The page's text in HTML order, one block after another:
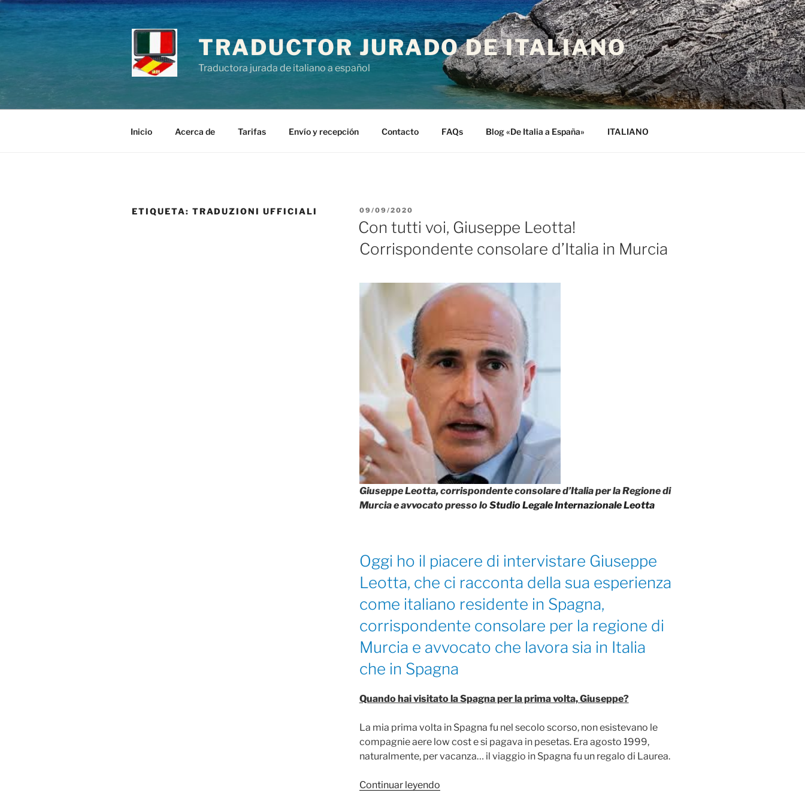
Saltar
al
contenido
TRADUCTOR JURADO DE ITALIANO
Traductora jurada de italiano a español
Inicio Acerca de Tarifas Envío y recepción Contacto FAQs Blog «De Italia a España» ITALIANO
ETIQUETA: TRADUZIONI UFFICIALI
PUBLICADO
EL
09/09/2020
Con tutti voi, Giuseppe Leotta!
Corrispondente consolare d’Italia in Murcia
Giuseppe Leotta, corrispondente consolare d’Italia per la Regione di
Murcia e avvocato presso loStudio Legale Internazionale Leotta
Oggi ho il piacere di intervistare Giuseppe
Leotta, che ci racconta della sua esperienza
come italiano residente in Spagna,
corrispondente consolare per la regione di
Murcia e avvocato che lavora sia in Italia
che in Spagna
Quando hai visitato la Spagna per la prima volta, Giuseppe?
La mia prima volta in Spagna fu nel secolo scorso, non esistevano le
compagnie aere low cost e si pagava in pesetas. Era agosto 1999,
naturalmente, per vacanza… il viaggio in Spagna fu un regalo di Laurea.
Continuar leyendo«Con